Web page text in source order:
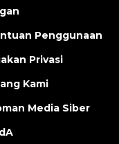
Penggunaan
Privasi
Kami
Media Siber